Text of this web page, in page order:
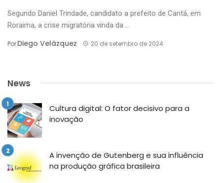
Segundo Daniel Trindade, candidato a prefeito de Cantá, em
Roraima, a crise migratória vinda da ...
PorDiego Velázquez 20 de setembro de 2024
News
Cultura digital: O fator decisivo para a
inovação
A invenção de Gutenberg e sua influência
na produção gráfica brasileira